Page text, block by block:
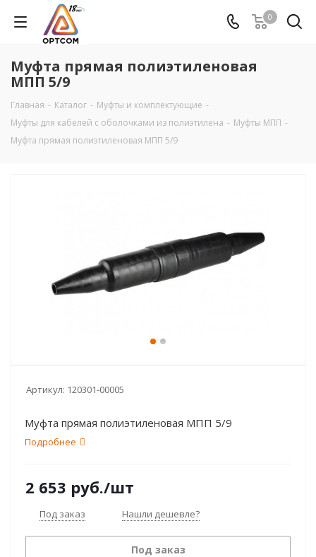
0
Муфта прямая полиэтиленовая
МПП 5/9
Главная - Каталог - Муфты и комплектующие -
Муфты для кабелей с оболочками из полиэтилена - Муфты МПП -
Муфта прямая полиэтиленовая МПП 5/9
Артикул: 120301-00005
Муфта прямая полиэтиленовая МПП 5/9
Подробнее
2 653 руб./шт
Под заказ Нашли дешевле?
Под заказ